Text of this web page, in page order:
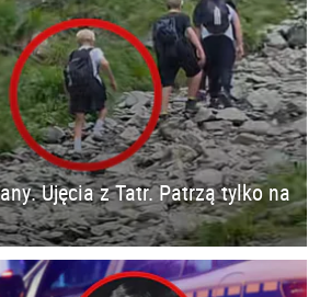
Ujęcia z Tatr. Patrzą tylko na